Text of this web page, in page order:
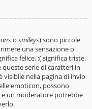
o smileys) sono piccole
una sensazione o
felice, :( significa triste.
serie di caratteri in
visibile nella pagina di invio
emoticon, possono
e un moderatore potrebbe